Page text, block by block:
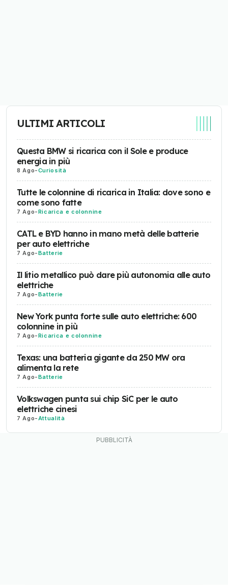
ULTIMI ARTICOLI
Questa BMW si ricarica con il Sole e produce
energia in più
8 Ago-Curiosità
Tutte le colonnine di ricarica in Italia: dove sono e
come sono fatte
7 Ago-Ricarica e colonnine
CATL e BYD hanno in mano metà delle batterie
per auto elettriche
7 Ago-Batterie
Il litio metallico può dare più autonomia alle auto
elettriche
7 Ago-Batterie
New York punta forte sulle auto elettriche: 600
colonnine in più
7 Ago-Ricarica e colonnine
Texas: una batteria gigante da 250 MW ora
alimenta la rete
7 Ago-Batterie
Volkswagen punta sui chip SiC per le auto
elettriche cinesi
7 Ago-Attualità